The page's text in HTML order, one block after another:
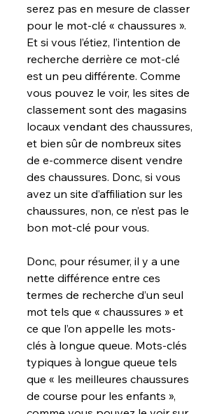
serez pas en mesure de classer
pour le mot-clé « chaussures ».
Et si vous l’étiez, l’intention de
recherche derrière ce mot-clé
est un peu différente. Comme
vous pouvez le voir, les sites de
classement sont des magasins
locaux vendant des chaussures,
et bien sûr de nombreux sites
de e-commerce disent vendre
des chaussures. Donc, si vous
avez un site d’affiliation sur les
chaussures, non, ce n’est pas le
bon mot-clé pour vous.
Donc, pour résumer, il y a une
nette différence entre ces
termes de recherche d’un seul
mot tels que « chaussures » et
ce que l’on appelle les mots-
clés à longue queue. Mots-clés
typiques à longue queue tels
que « les meilleures chaussures
de course pour les enfants »,